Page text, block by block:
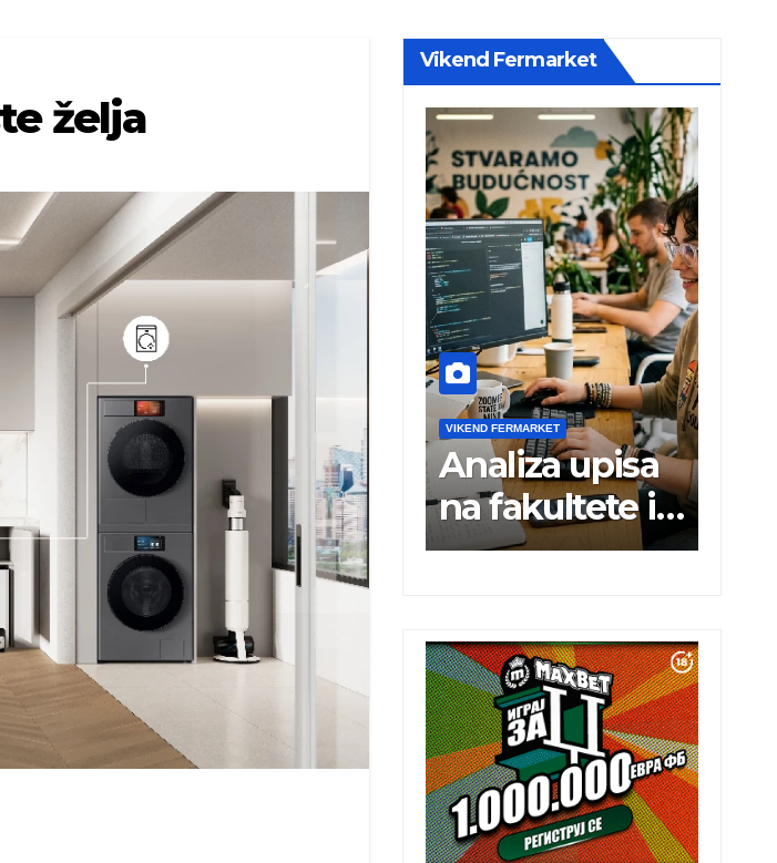
želja
Vikend Fermarket
VIKEND FERMARKET
Međunarodni
dan mačaka:
upoznajte
istanbulske
mace
VIKEND FERMARKET
Analiza upisa
na fakultete i
potreba tržišta
rada
VIKEND FERMARKET
Charli xcx
postala prva
britanska
dva albuma
prvom
u istoj
godini